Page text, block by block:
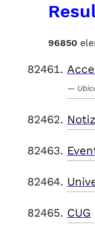
96850
CUG